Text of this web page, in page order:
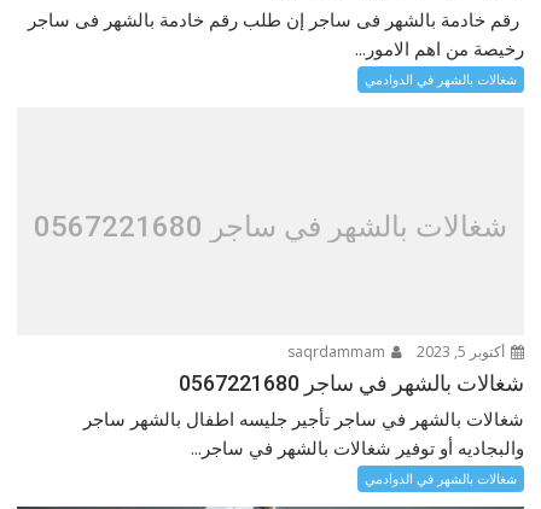
رقم خادمة بالشهر فى ساجر إن طلب رقم خادمة بالشهر فى ساجر
رخيصة من اهم الامور...
شغالات بالشهر في الدوادمي
شغالات بالشهر في ساجر 0567221680
أكتوبر 5, 2023
شغالات بالشهر في ساجر 0567221680
شغالات بالشهر في ساجر تأجير جليسه اطفال بالشهر ساجر
والبجاديه أو توفير شغالات بالشهر في ساجر...
شغالات بالشهر في الدوادمي